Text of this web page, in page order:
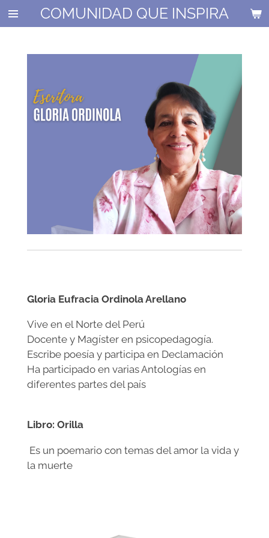
Ir
al
principal
COMUNIDAD QUE INSPIRA
Gloria Eufracia Ordinola Arellano
Vive en el Norte del Perú
Docente y Magíster en psicopedagogía.
Escribe poesía y participa en Declamación
Ha participado en varias Antologías en
diferentes partes del país
Libro: Orilla
Es un poemario con temas del amor la vida y
la muerte